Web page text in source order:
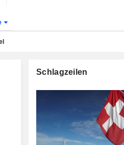
Schlagzeilen